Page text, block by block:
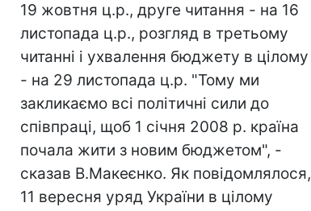
19 жовтня ц.р., друге читання - на 16
листопада ц.р., розгляд в третьому
читанні і ухвалення бюджету в цілому
- на 29 листопада ц.р. "Тому ми
закликаємо всі політичні сили до
співпраці, щоб 1 січня 2008 р. країна
почала жити з новим бюджетом", -
сказав В.Макеєнко. Як повідомлялося,
11 вересня уряд України в цілому